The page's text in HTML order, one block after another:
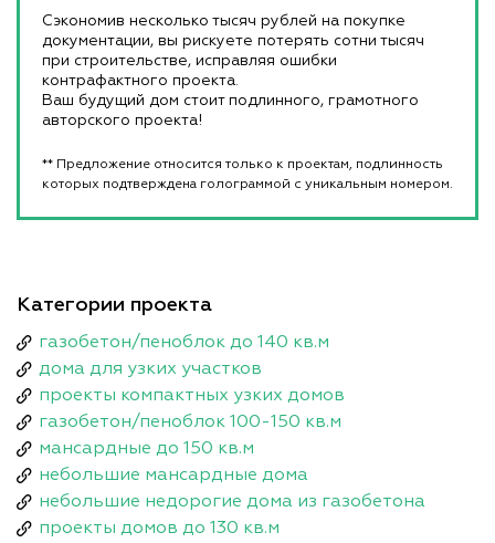
Сэкономив несколько тысяч рублей на покупке
документации, вы рискуете потерять сотни тысяч
при строительстве, исправляя ошибки
контрафактного проекта.
Ваш будущий дом стоит подлинного, грамотного
авторского проекта!
** Предложение относится только к проектам, подлинность
которых подтверждена голограммой с уникальным номером.
Категории проекта
газобетон/пеноблок до 140 кв.м
дома для узких участков
проекты компактных узких домов
газобетон/пеноблок 100-150 кв.м
мансардные до 150 кв.м
небольшие мансардные дома
небольшие недорогие дома из газобетона
проекты домов до 130 кв.м